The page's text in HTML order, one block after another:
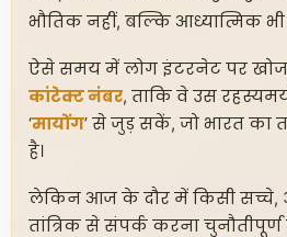
भौतिक नहीं, बल्कि आध्यात्मिक भी
ऐसे समय में लोग इंटरनेट पर
कांटेक्ट नंबर, ताकि वे उस
‘मायोंग’ से जुड़ सकें, जो भारत का
है।
लेकिन आज के दौर में किसी सच्चे,
तांत्रिक से संपर्क करना